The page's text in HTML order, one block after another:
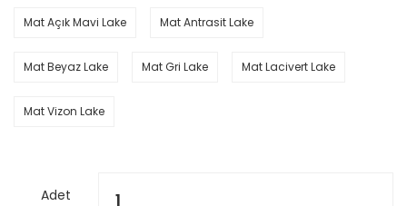
Mat Açık Mavi Lake Mat Antrasit Lake
Mat Beyaz Lake Mat Gri Lake Mat Lacivert Lake
Mat Vizon Lake
Adet